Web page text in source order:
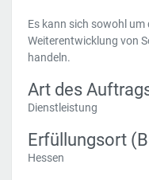
Es kann sich sowohl
Weiterentwicklung von
handeln.
Art des
Dienstleistung
Erfüllungsort
Hessen